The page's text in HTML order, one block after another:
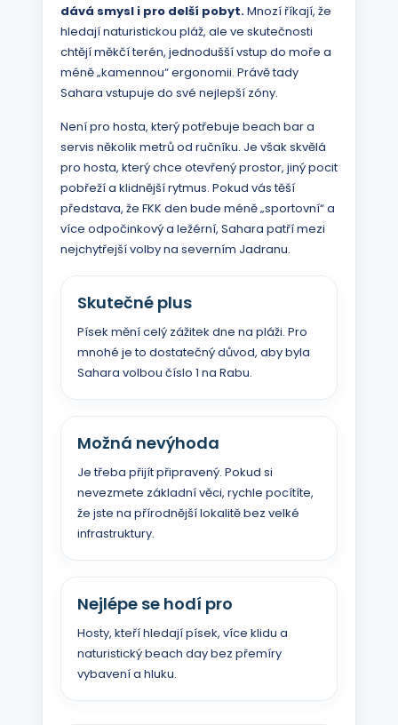
dává smysl i pro delší pobyt.Mnozí říkají, že
hledají naturistickou pláž, ale ve skutečnosti
chtějí měkčí terén, jednodušší vstup do moře a
méně „kamennou“ ergonomii. Právě tady
Sahara vstupuje do své nejlepší zóny.
Není pro hosta, který potřebuje beach bar a
servis několik metrů od ručníku. Je však skvělá
pro hosta, který chce otevřený prostor, jiný pocit
pobřeží a klidnější rytmus. Pokud vás těší
představa, že FKK den bude méně „sportovní“ a
více odpočinkový a ležérní, Sahara patří mezi
nejchytřejší volby na severním Jadranu.
Skutečné plus
Písek mění celý zážitek dne na pláži. Pro
mnohé je to dostatečný důvod, aby byla
Sahara volbou číslo 1 na Rabu.
Možná nevýhoda
Je třeba přijít připravený. Pokud si
nevezmete základní věci, rychle pocítíte,
že jste na přírodnější lokalitě bez velké
infrastruktury.
Nejlépe se hodí pro
Hosty, kteří hledají písek, více klidu a
naturistický beach day bez přemíry
vybavení a hluku.